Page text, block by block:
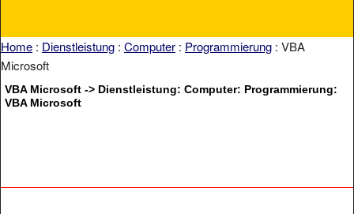
Home : Dienstleistung : Computer : Programmierung : VBA
Microsoft
VBA Microsoft -> Dienstleistung: Computer: Programmierung:
VBA Microsoft